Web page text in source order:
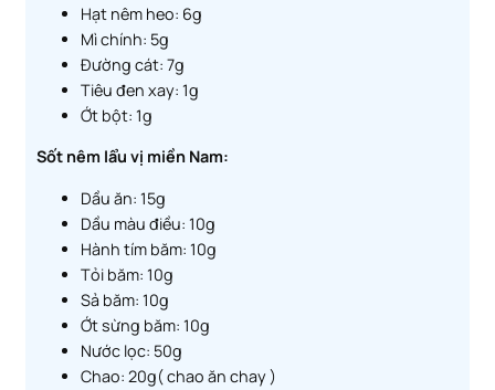
Hạt nêm heo: 6g
Mì chính: 5g
Đường cát: 7g
Tiêu đen xay: 1g
Ớt bột: 1g
Sốt nêm lẩu vị miền Nam:
Dầu ăn: 15g
Dầu màu điều: 10g
Hành tím băm: 10g
Tỏi băm: 10g
Sả băm: 10g
Ớt sừng băm: 10g
Nước lọc: 50g
Chao: 20g( chao ăn chay )